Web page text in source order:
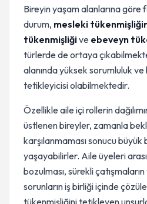
Bireyin yaşam alanlarına göre
durum, mesleki
tükenmişliğive ebeveyn
türlerde de ortaya
alanında yüksek sorumluluk
tetikleyicisi olabilmektedir.
Özellikle aile içi rollerin
üstlenen bireyler, zamanla
karşılanmaması sonucu büyük
yaşayabilirler. Aile üyeleri
bozulması, sürekli
sorunların iş birliği içinde
tükenmişliğini tetikleyen